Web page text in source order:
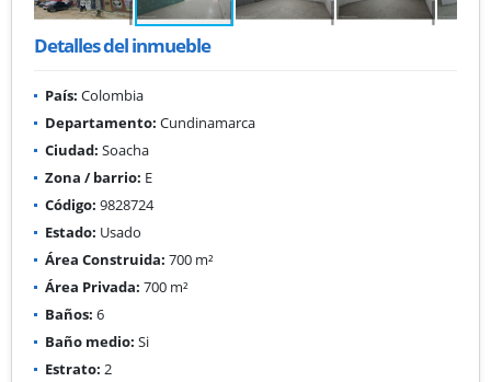
Detalles del inmueble
País: Colombia
Departamento: Cundinamarca
Ciudad: Soacha
Zona / barrio: E
Código: 9828724
Estado: Usado
Área Construida: 700 m²
Área Privada: 700 m²
Baños: 6
Baño medio: Si
Estrato: 2